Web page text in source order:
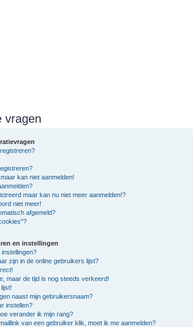
vragen
kan niet aanmelden!
maar kan nu niet meer aanmelden!?
niet meer!
afgemeld?
en instellingen
zijn in de online gebruikers lijst?
maar de tijd is nog steeds verkeerd!
naast mijn gebruikersnaam?
instellen?
verander ik mijn rang?
van een gebruiker klik, moet ik me aanmelden?